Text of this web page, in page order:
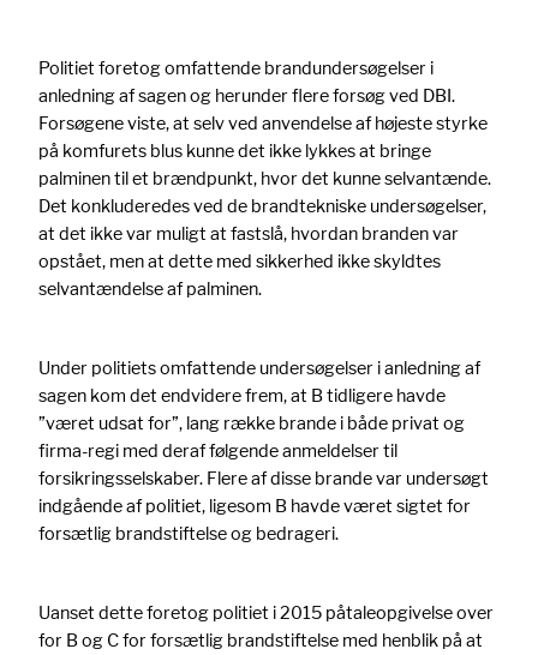
Politiet foretog omfattende brandundersøgelser i
anledning af sagen og herunder flere forsøg ved DBI.
Forsøgene viste, at selv ved anvendelse af højeste styrke
på komfurets blus kunne det ikke lykkes at bringe
palminen til et brændpunkt, hvor det kunne selvantænde.
Det konkluderedes ved de brandtekniske undersøgelser,
at det ikke var muligt at fastslå, hvordan branden var
opstået, men at dette med sikkerhed ikke skyldtes
selvantændelse af palminen.
Under politiets omfattende undersøgelser i anledning af
sagen kom det endvidere frem, at B tidligere havde
”været udsat for”, lang række brande i både privat og
firma-regi med deraf følgende anmeldelser til
forsikringsselskaber. Flere af disse brande var undersøgt
indgående af politiet, ligesom B havde været sigtet for
forsætlig brandstiftelse og bedrageri.
Uanset dette foretog politiet i 2015 påtaleopgivelse over
for B og C for forsætlig brandstiftelse med henblik på at